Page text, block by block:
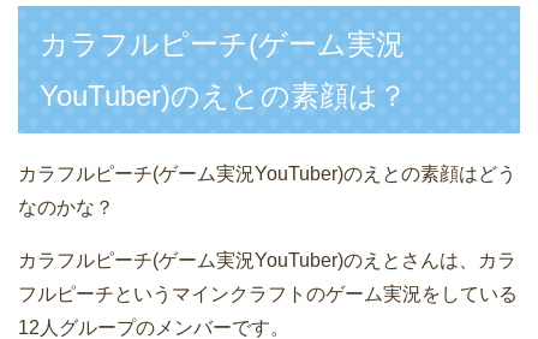
カラフルピーチ(ゲーム実況
YouTuber)のえとの素顔は？
カラフルピーチ(ゲーム実況YouTuber)のえとの素顔はどう
なのかな？
カラフルピーチ(ゲーム実況YouTuber)のえとさんは、カラ
フルピーチというマインクラフトのゲーム実況をしている
12人グループのメンバーです。